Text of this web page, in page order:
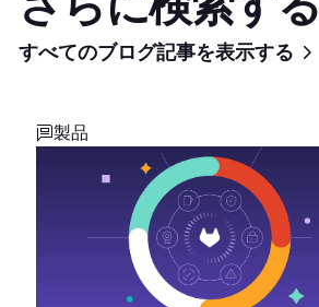
すべてのブログ記事を表示する
製品